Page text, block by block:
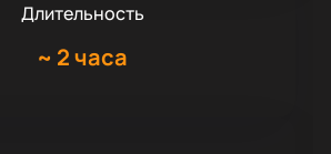
Длительность
~ 2 часа